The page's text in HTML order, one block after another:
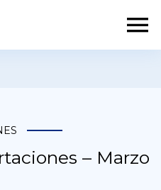
– Marzo